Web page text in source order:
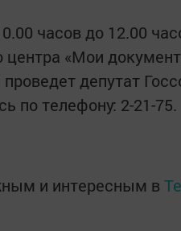
часов до 12.00
центра «Мои
депутат
по телефону: 2-21-75.
и интересным в